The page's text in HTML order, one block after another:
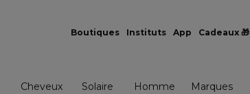
Boutiques Instituts App Cadeaux 🎁
Cheveux Solaire Homme Marques